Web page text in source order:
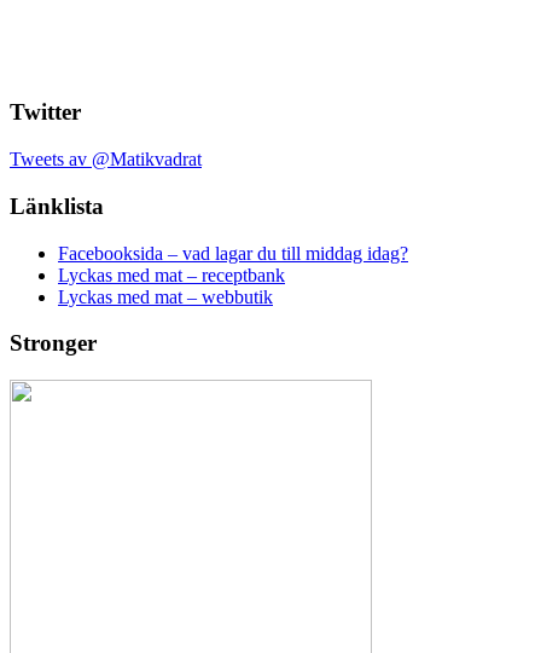
Twitter
Tweets av @Matikvadrat
Länklista
Facebooksida – vad lagar du till middag idag?
Lyckas med mat – receptbank
Lyckas med mat – webbutik
Stronger